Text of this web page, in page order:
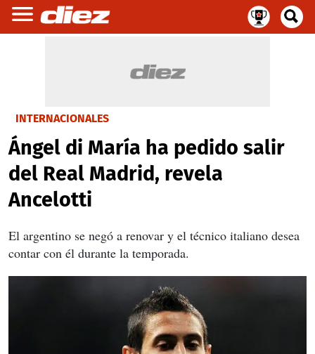
INTERNACIONALES
Ángel di María ha pedido salir
del Real Madrid, revela
Ancelotti
El argentino se negó a renovar y el técnico italiano desea
contar con él durante la temporada.